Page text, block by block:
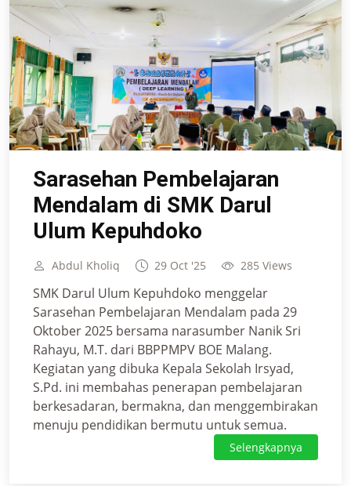
Sarasehan Pembelajaran
Mendalam di SMK Darul
Ulum Kepuhdoko
Abdul Kholiq 29 Oct '25 285 Views
SMK Darul Ulum Kepuhdoko menggelar
Sarasehan Pembelajaran Mendalam pada 29
Oktober 2025 bersama narasumber Nanik Sri
Rahayu, M.T. dari BBPPMPV BOE Malang.
Kegiatan yang dibuka Kepala Sekolah Irsyad,
S.Pd. ini membahas penerapan pembelajaran
berkesadaran, bermakna, dan menggembirakan
menuju pendidikan bermutu untuk semua.
Selengkapnya